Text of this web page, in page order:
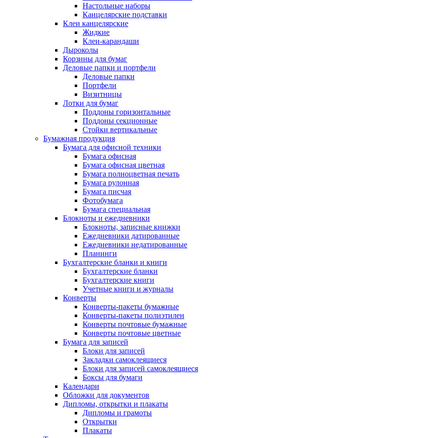
Настольные наборы
Канцелярские подставки
Клеи канцелярские
Жидкие
Клеи-карандаши
Дыроколы
Корзины для бумаг
Деловые папки и портфели
Деловые папки
Портфели
Визитницы
Лотки для бумаг
Поддоны горизонтальные
Поддоны секционные
Стойки вертикальные
Бумажная продукция
Бумага для офисной техники
Бумага офисная
Бумага офисная цветная
Бумага полноцветная печать
Бумага рулонная
Бумага писчая
Фотобумага
Бумага специальная
Блокноты и ежедневники
Блокноты, записные книжки
Ежедневники датированные
Ежедневники недатированные
Планинги
Бухгалтерские бланки и книги
Бухгалтерские бланки
Бухгалтерские книги
Учетные книги и журналы
Конверты
Конверты-пакеты бумажные
Конверты-пакеты полиэтилен
Конверты почтовые бумажные
Конверты почтовые цветные
Бумага для записей
Блоки для записей
Закладки самоклеящиеся
Блоки для записей самоклеящиеся
Боксы для бумаги
Календари
Обложки для документов
Дипломы, открытки и плакаты
Дипломы и грамоты
Открытки
Плакаты